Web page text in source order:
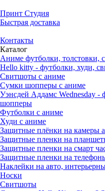
Принт Студия
Быстрая доставка
Контакты
Каталог
Аниме футболки, толстовки,
Hello kitty - футболки, худи,
Свитшоты с аниме
Сумки шопперы с аниме
Уэнсдей Аддамс Wednesday -
шопперы
Футболки с аниме
Худи с аниме
Защитные плёнки на камеры
Защитные пленки на
Защитные пленки на смарт
Защитные пленки на
Наклейки на авто,
Носки
Свитшоты